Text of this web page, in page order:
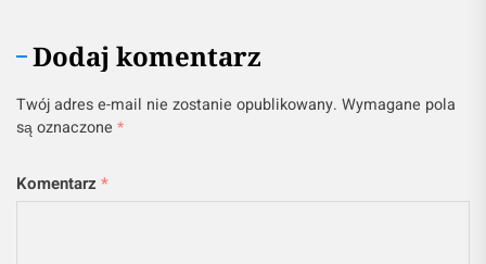
Dodaj komentarz
Twój adres e-mail nie zostanie opublikowany. Wymagane pola
są oznaczone *
Komentarz *